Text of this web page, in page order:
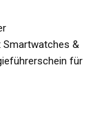
Smartwatches &
für